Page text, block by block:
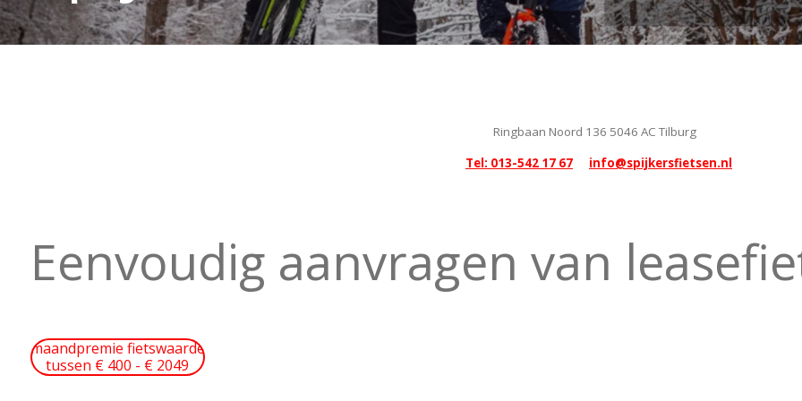
Ringbaan Noord 136 5046 AC Tilburg
Tel: 013-542 17 67
info@spijkersfietsen.nl
Eenvoudig aanvragen van
maandpremie fietswaarde
tussen € 400 - € 2049